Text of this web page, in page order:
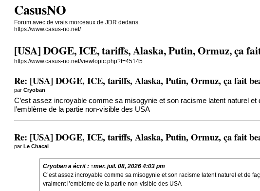
CasusNO
Forum avec de vrais morceaux de JDR dedans.
https://www.casus-no.net/
[USA] DOGE, ICE, tariffs, Alaska, Putin, Ormuz, ça
https://www.casus-no.net/viewtopic.php?t=45145
Re: [USA] DOGE, ICE, tariffs, Alaska, Putin, Ormuz, ça fait
parCryoban
C’est assez incroyable comme sa misogynie et son racisme latent naturel
l’emblème de la partie non-visible des USA
Re: [USA] DOGE, ICE, tariffs, Alaska, Putin, Ormuz, ça fait
parLe Chacal
Cryobana écrit : ↑mer. juil. 08, 2026 4:03 pm
C’est assez incroyable comme sa misogynie et son racisme latent naturel et de
vraiment l’emblème de la partie non-visible des USA